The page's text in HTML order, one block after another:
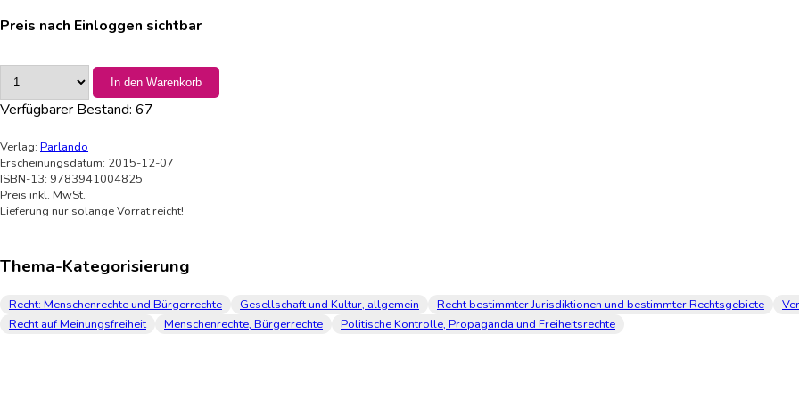
Preis nach Einloggen sichtbar
In den Warenkorb
Verfügbarer Bestand: 67
Verlag: Parlando
Erscheinungsdatum: 2015-12-07
ISBN-13: 9783941004825
Preis inkl. MwSt.
Lieferung nur solange Vorrat reicht!
Thema-Kategorisierung
Recht: Menschenrechte und Bürgerrechte Gesellschaft und Kultur, allgemein Recht bestimmter Jurisdiktionen und bestimmter Rechtsgebiete
Recht auf Meinungsfreiheit
Menschenrechte, Bürgerrechte Politische Kontrolle, Propaganda und Freiheitsrechte